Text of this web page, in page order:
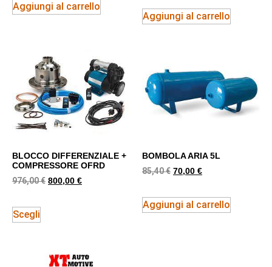
Aggiungi al carrello
Aggiungi al carrello
BLOCCO DIFFERENZIALE +
COMPRESSORE OFRD
976,00€ 800,00 €
Scegli
BOMBOLA ARIA 5L
85,40€ 70,00 €
Aggiungi al carrello